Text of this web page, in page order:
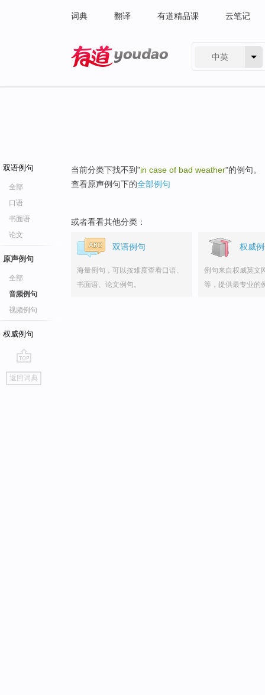
词典 翻译 有道精品课 云笔记
中英
双语例句
全部
口语
书面语
论文
原声例句
全部
音频例句
视频例句
权威例句
go
top
返回词典
当前分类下找不到"in case of bad weather"的例句。
查看原声例句下的全部例句
或者看看其他分类：
双语例句
海量例句，可以按难度查看口语、
书面语、论文例句。
权威
例句来自权威英文
等，提供最专业的